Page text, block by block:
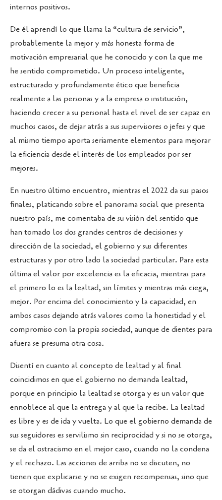
internos positivos.
De él aprendí lo que llama la “cultura de servicio”,
probablemente la mejor y más honesta forma de
motivación empresarial que he conocido y con la que me
he sentido comprometido. Un proceso inteligente,
estructurado y profundamente ético que beneficia
realmente a las personas y a la empresa o institución,
haciendo crecer a su personal hasta el nivel de ser capaz en
muchos casos, de dejar atrás a sus supervisores o jefes y que
al mismo tiempo aporta seriamente elementos para mejorar
la eficiencia desde el interés de los empleados por ser
mejores.
En nuestro último encuentro, mientras el 2022 da sus pasos
finales, platicando sobre el panorama social que presenta
nuestro país, me comentaba de su visión del sentido que
han tomado los dos grandes centros de decisiones y
dirección de la sociedad, el gobierno y sus diferentes
estructuras y por otro lado la sociedad particular. Para esta
última el valor por excelencia es la eficacia, mientras para
el primero lo es la lealtad, sin límites y mientras más ciega,
mejor. Por encima del conocimiento y la capacidad, en
ambos casos dejando atrás valores como la honestidad y el
compromiso con la propia sociedad, aunque de dientes para
afuera se presuma otra cosa.
Disentí en cuanto al concepto de lealtad y al final
coincidimos en que el gobierno no demanda lealtad,
porque en principio la lealtad se otorga y es un valor que
ennoblece al que la entrega y al que la recibe. La lealtad
es libre y es de ida y vuelta. Lo que el gobierno demanda de
sus seguidores es servilismo sin reciprocidad y si no se otorga,
se da el ostracismo en el mejor caso, cuando no la condena
y el rechazo. Las acciones de arriba no se discuten, no
tienen que explicarse y no se exigen recompensas, sino que
se otorgan dádivas cuando mucho.